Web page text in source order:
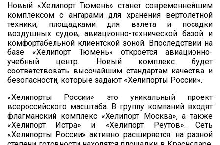
Новый «Хелипорт Тюмень» станет современнейшим
комплексом с ангарами для хранения вертолетной
техники, площадками для взлета и посадки
воздушных судов, авиационно-технической базой и
комфортабельной клиентской зоной. Впоследствии на
базе «Хелипорт Тюмень» откроется авиационно-
учебный центр. Новый комплекс будет
соответствовать высочайшим стандартам качества и
безопасности, которые задают «Хелипорты России».
«Хелипорты России» это уникальный проект
всероссийского масштаба. В группу компаний входят
флагманский комплекс «Хелипорт Москва», а также
«Хелипорт Истра» и «Хелипорт Реутов». Сеть
«Хелипорты России» активно расширяется: на разной